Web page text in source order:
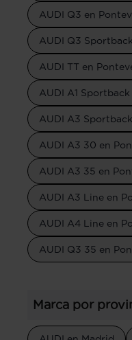
AUDI Q3 en
AUDI Q3
AUDI TT en
AUDI A1
AUDI A3
AUDI A3 30 en
AUDI A3 35 en
AUDI A3 Line en
AUDI A4 Line en
AUDI Q3 35 en
Marca por